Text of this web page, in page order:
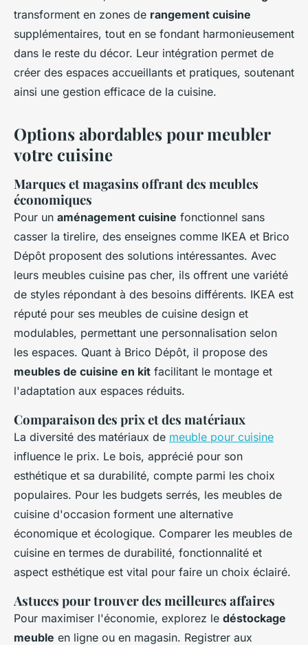
transforment en zones de rangement cuisine
supplémentaires, tout en se fondant harmonieusement
dans le reste du décor. Leur intégration permet de
créer des espaces accueillants et pratiques, soutenant
ainsi une gestion efficace de la cuisine.
Options abordables pour meubler
votre cuisine
Marques et magasins offrant des meubles
économiques
Pour un aménagement cuisine fonctionnel sans
casser la tirelire, des enseignes comme IKEA et Brico
Dépôt proposent des solutions intéressantes. Avec
leurs meubles cuisine pas cher, ils offrent une variété
de styles répondant à des besoins différents. IKEA est
réputé pour ses meubles de cuisine design et
modulables, permettant une personnalisation selon
les espaces. Quant à Brico Dépôt, il propose des
meubles de cuisine en kit facilitant le montage et
l'adaptation aux espaces réduits.
Comparaison des prix et des matériaux
La diversité des matériaux de meuble pour cuisine
influence le prix. Le bois, apprécié pour son
esthétique et sa durabilité, compte parmi les choix
populaires. Pour les budgets serrés, les meubles de
cuisine d'occasion forment une alternative
économique et écologique. Comparer les meubles de
cuisine en termes de durabilité, fonctionnalité et
aspect esthétique est vital pour faire un choix éclairé.
Astuces pour trouver des meilleures affaires
Pour maximiser l'économie, explorez le déstockage
meuble en ligne ou en magasin. Registrer aux